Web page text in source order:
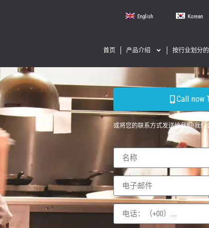
English Korean
首页 产品介绍 按行业划分
Call now
或将您的联系方式发送给我们!我们